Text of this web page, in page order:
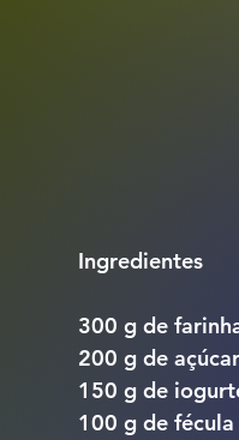
Ingredientes
300 g de
200 g de açúcar
150 g de
100 g de